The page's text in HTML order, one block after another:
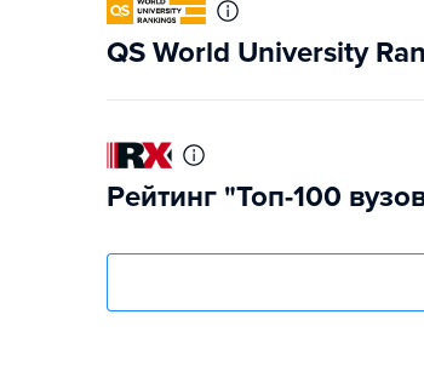
QS World University
Рейтинг "Топ-100